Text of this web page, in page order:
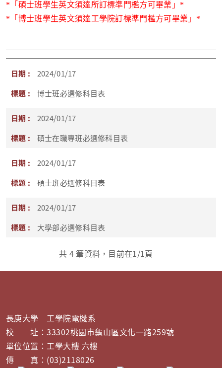
* 「 碩士班學生英文須達所訂標準門檻方可畢業」*
* 「 博士班學生英文須達工學院訂標準門檻方可畢業」*
2024/01/17
博士班必選修科目表
2024/01/17
碩士在職專班必選修科目表
2024/01/17
碩士班必選修科目表
2024/01/17
大學部必選修科目表
共 4 筆資料，目前在1/1頁
長庚大學 工學院電機系
校 址：33302桃園市龜山區文化一路259號
單位位置：工學大樓 六樓
傳 真：(03)2118026